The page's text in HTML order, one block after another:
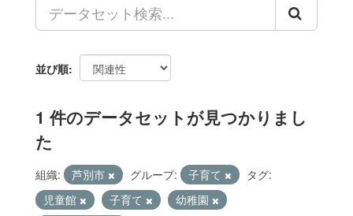
並び順
1 件のデータセットが見つかりまし
た
組織: 芦別市 グループ: 子育て
タグ:
児童館
子育て
幼稚園